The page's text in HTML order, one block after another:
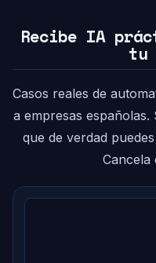
Recibe IA
tu
Casos reales de
a empresas
que de verdad
Cancela